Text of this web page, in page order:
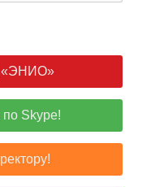
«ЭНИО»
по Skype!